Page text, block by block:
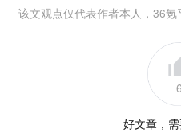
该文观点仅代表作者本人，36氪
6
好文章，